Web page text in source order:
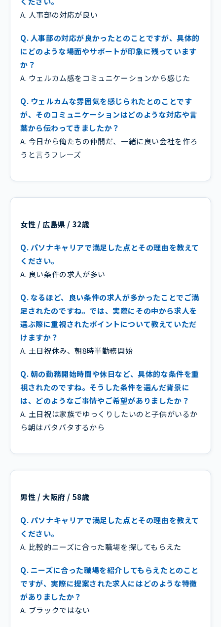
A. 人事部の対応が良い
Q. 人事部の対応が良かったとのことですが、具体的
にどのような場面やサポートが印象に残っています
か？
A. ウェルカム感をコミュニケーションから感じた
Q. ウェルカムな雰囲気を感じられたとのことです
が、そのコミュニケーションはどのような対応や言
葉から伝わってきましたか？
A. 今日から俺たちの仲間だ、一緒に良い会社を作ろ
うと言うフレーズ
女性 / 広島県 / 32歳
Q. パソナキャリアで満足した点とその理由を教えて
ください。
A. 良い条件の求人が多い
Q. なるほど、良い条件の求人が多かったことでご満
足されたのですね。では、実際にその中から求人を
選ぶ際に重視されたポイントについて教えていただ
けますか？
A. 土日祝休み、朝8時半勤務開始
Q. 朝の勤務開始時間や休日など、具体的な条件を重
視されたのですね。そうした条件を選んだ背景に
は、どのようなご事情やご希望がありましたか？
A. 土日祝は家族でゆっくりしたいのと子供がいるか
ら朝はバタバタするから
男性 / 大阪府 / 58歳
Q. パソナキャリアで満足した点とその理由を教えて
ください。
A. 比較的ニーズに合った職場を探してもらえた
Q. ニーズに合った職場を紹介してもらえたとのこと
ですが、実際に提案された求人にはどのような特徴
がありましたか？
A. ブラックではない